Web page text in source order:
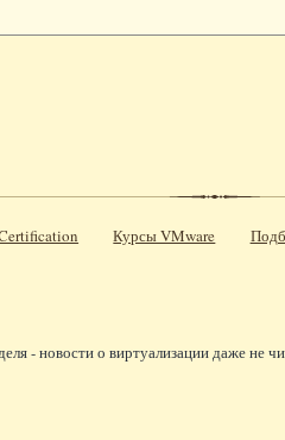
Курсы VMware
- новости о виртуализации даже не